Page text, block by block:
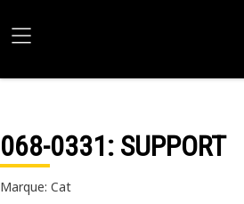
068-0331: SUPPORT
Marque: Cat